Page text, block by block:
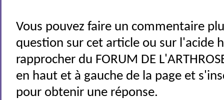
Vous pouvez faire un commentaire
question sur cet article ou sur l'acide
rapprocher du FORUM DE
en haut et à gauche de la page et
pour obtenir une réponse.